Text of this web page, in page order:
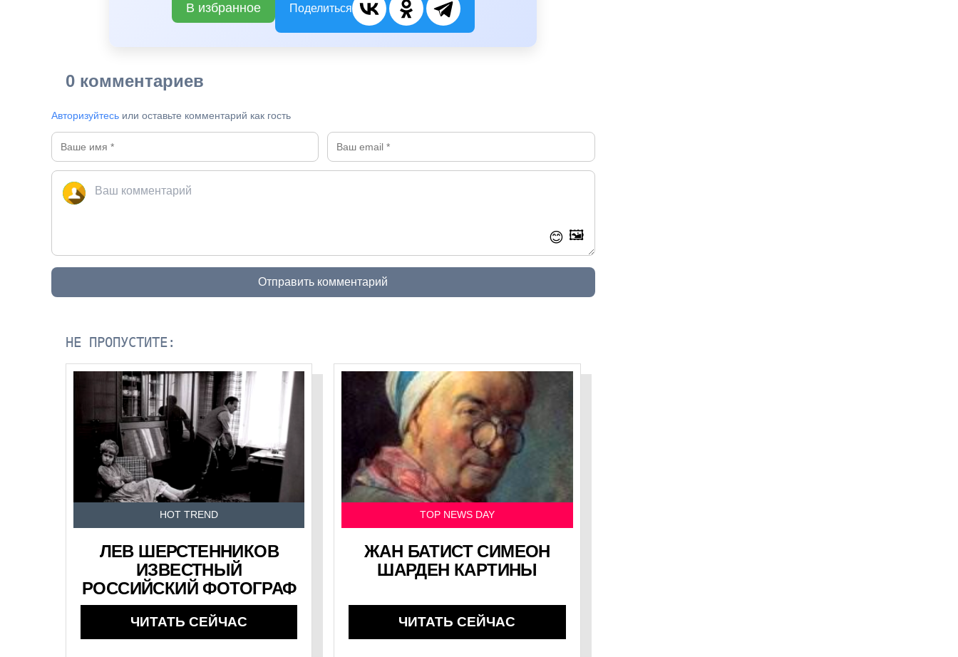
В избранное Поделиться
0 комментариев
Авторизуйтесь или оставьте комментарий как гость
😊 🖼️
Отправить комментарий
НЕ ПРОПУСТИТЕ:
HOT TREND
ЛЕВ ШЕРСТЕННИКОВ
ИЗВЕСТНЫЙ
РОССИЙСКИЙ ФОТОГРАФ
ЧИТАТЬ СЕЙЧАС
TOP NEWS DAY
ЖАН БАТИСТ СИМЕОН
ШАРДЕН КАРТИНЫ
ЧИТАТЬ СЕЙЧАС